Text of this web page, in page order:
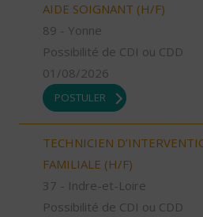
AIDE SOIGNANT (H/F)
89 - Yonne
Possibilité de CDI ou CDD
01/08/2026
POSTULER
TECHNICIEN
FAMILIALE (H/F)
37 - Indre-et-Loire
Possibilité de CDI ou CDD